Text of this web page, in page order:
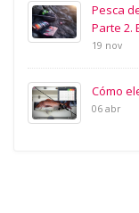
Pesca
Parte 2.
19 nov
Cómo
06 abr